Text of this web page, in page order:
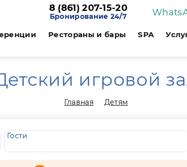
8 (861) 207-15-20
Бронирование 24/7
Рестораны и бары SPA
игровой
Главная Детям
Гости